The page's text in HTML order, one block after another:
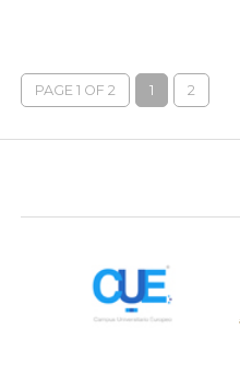
PAGE 1 OF 2 1 2